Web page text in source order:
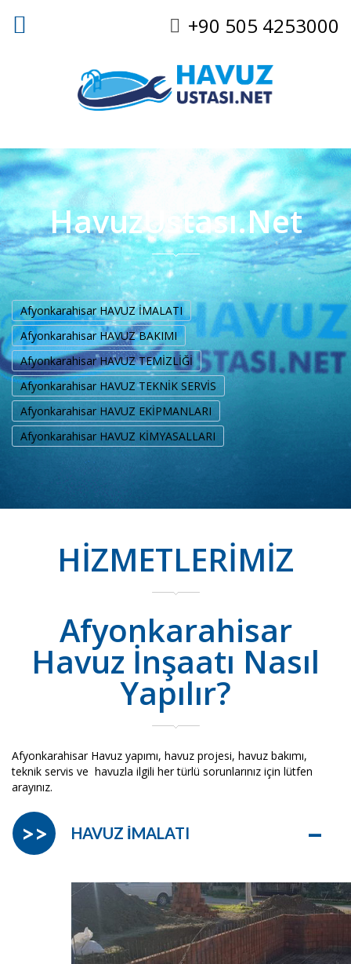
+90 505 4253000
HavuzUstası.Net
Afyonkarahisar HAVUZ İMALATI
Afyonkarahisar HAVUZ BAKIMI
Afyonkarahisar HAVUZ TEMİZLİĞİ
Afyonkarahisar HAVUZ TEKNİK SERVİS
Afyonkarahisar HAVUZ EKİPMANLARI
Afyonkarahisar HAVUZ KİMYASALLARI
HİZMETLERİMİZ
Afyonkarahisar
Havuz İnşaatı Nasıl
Yapılır?
Afyonkarahisar Havuz yapımı, havuz projesi, havuz bakımı,
teknik servis ve havuzla ilgili her türlü sorunlarınız için lütfen
arayınız.
HAVUZ İMALATI –
>>